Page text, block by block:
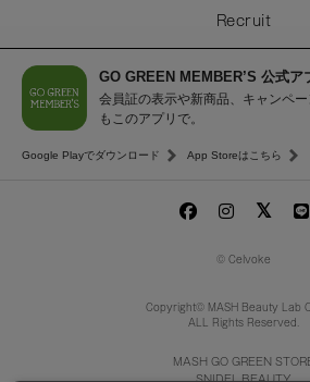
Recruit
GO GREEN MEMBER’S 公式ア
会員証の表示や新商品、キャンペ
もこのアプリで。
Google Playでダウンロード App Storeはこちら
© Celvoke
Copyright© MASH Beauty Lab
ALL Rights Reserved.
MASH GO GREEN
SNIDEL BEAUTY